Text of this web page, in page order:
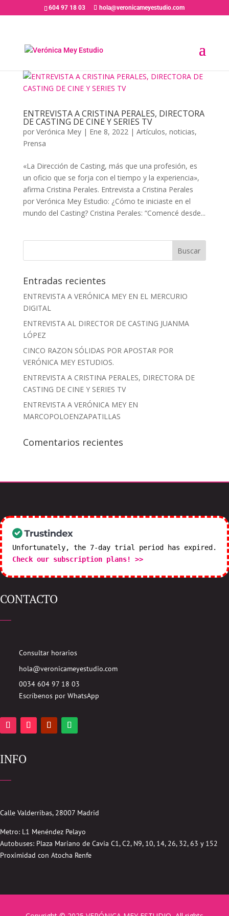
604 97 18 03 hola@veronicameyestudio.com
ENTREVISTA A CRISTINA PERALES, DIRECTORA
DE CASTING DE CINE Y SERIES TV
por Verónica Mey| Ene 8, 2022| Artículos, noticias,
Prensa
«La Dirección de Casting, más que una profesión, es
un oficio que se forja con el tiempo y la experiencia»,
afirma Cristina Perales. Entrevista a Cristina Perales
por Verónica Mey Estudio: ¿Cómo te iniciaste en el
mundo del Casting? Cristina Perales: “Comencé desde...
Entradas recientes
ENTREVISTA A VERÓNICA MEY EN EL MERCURIO
DIGITAL
ENTREVISTA AL DIRECTOR DE CASTING JUANMA
LÓPEZ
CINCO RAZON SÓLIDAS POR APOSTAR POR
VERÓNICA MEY ESTUDIOS.
ENTREVISTA A CRISTINA PERALES, DIRECTORA DE
CASTING DE CINE Y SERIES TV
ENTREVISTA A VERÓNICA MEY EN
MARCOPOLOENZAPATILLAS
Comentarios recientes
Unfortunately, the 7-day trial period has expired.
Check our subscription plans! >>
CONTACTO
Consultar horarios
hola@veronicameyestudio.com
0034 604 97 18 03
Escríbenos por WhatsApp
INFO
Calle Valderribas, 28007 Madrid
Metro: L1 Menéndez Pelayo
Autobuses: Plaza Mariano de Cavia C1, C2, N9, 10, 14, 26, 32, 63 y 152
Proximidad con Atocha Renfe